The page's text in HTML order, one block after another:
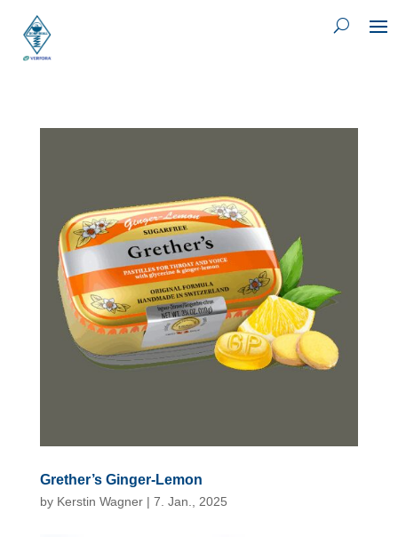
Grether’s Ginger-Lemon
by Kerstin Wagner| 7. Jan., 2025